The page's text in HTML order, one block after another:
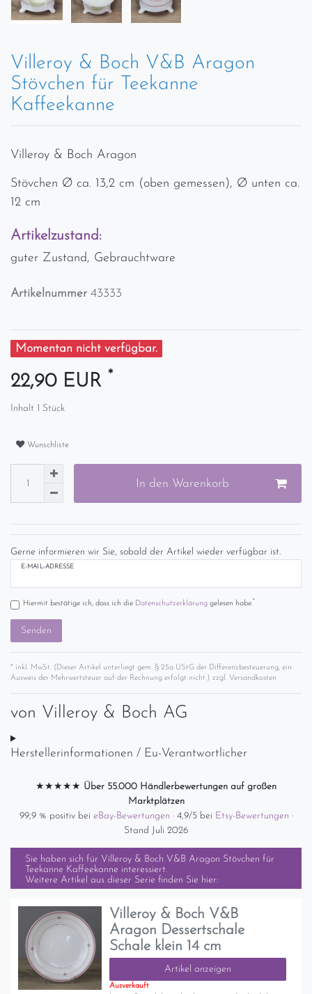
Villeroy & Boch V&B Aragon
Stövchen für Teekanne
Kaffeekanne
Villeroy & Boch Aragon
Stövchen Ø ca. 13,2 cm (oben gemessen), Ø unten ca.
12 cm
Artikelzustand:
guter Zustand, Gebrauchtware
Artikelnummer 43333
Momentan nicht verfügbar.
22,90 EUR *
Inhalt 1 Stück
Wunschliste
In den Warenkorb
Gerne informieren wir Sie, sobald der Artikel wieder verfügbar ist.
E-MAIL-ADRESSE
Hiermit bestätige ich, dass ich die Daten­schutz­erklärunggelesen habe.*
Senden
* inkl. MwSt. (Dieser Artikel unterliegt gem. § 25a UStG der Differenzbesteuerung, ein
Ausweis der Mehrwertsteuer auf der Rechnung erfolgt nicht.) zzgl. Versandkosten
von Villeroy & Boch AG
Herstellerinformationen / Eu-Verantwortlicher
★★★★★ Über 55.000 Händlerbewertungen auf großen
Marktplätzen
99,9 % positiv bei eBay-Bewertungen · 4,9/5 bei Etsy-Bewertungen ·
Stand Juli 2026
Sie haben sich für Villeroy & Boch V&B Aragon Stövchen für
Teekanne Kaffeekanne interessiert.
Weitere Artikel aus dieser Serie finden Sie hier:
Villeroy & Boch V&B
Aragon Dessertschale
Schale klein 14 cm
Artikel anzeigen
Ausverkauft